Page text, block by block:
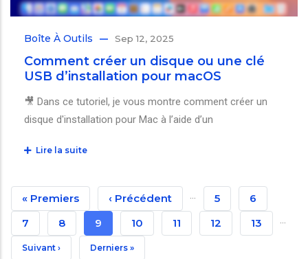
Boîte À Outils Sep 12, 2025
Comment créer un disque ou une clé
USB d’installation pour macOS
🎥 Dans ce tutoriel, je vous montre comment créer un
disque d'installation pour Mac à l’aide d’un
Lire la suite
Pagination
Première
Page
« Premiers
Page
Précédente
‹ Précédent … Page
5 Page
6
Page
7 Page
8
Page
Courante
9 Page
10 Page
11 Page
12 Page
13 …
Page
Suivant › Dernière
Derniers »